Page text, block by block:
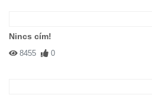
Nincs cím!
8455 0